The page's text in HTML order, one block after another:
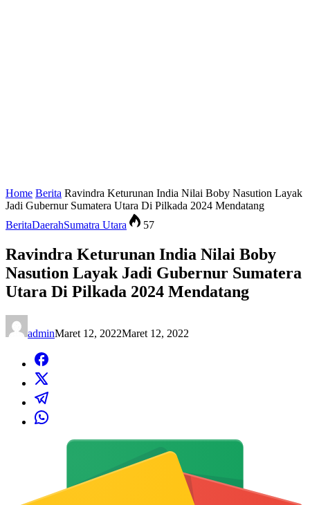
Home Berita Ravindra Keturunan India Nilai Boby Nasution Layak
Jadi Gubernur Sumatera Utara Di Pilkada 2024 Mendatang
BeritaDaerahSumatra Utara 57
Ravindra Keturunan India Nilai Boby
Nasution Layak Jadi Gubernur Sumatera
Utara Di Pilkada 2024 Mendatang
adminMaret 12, 2022Maret 12, 2022